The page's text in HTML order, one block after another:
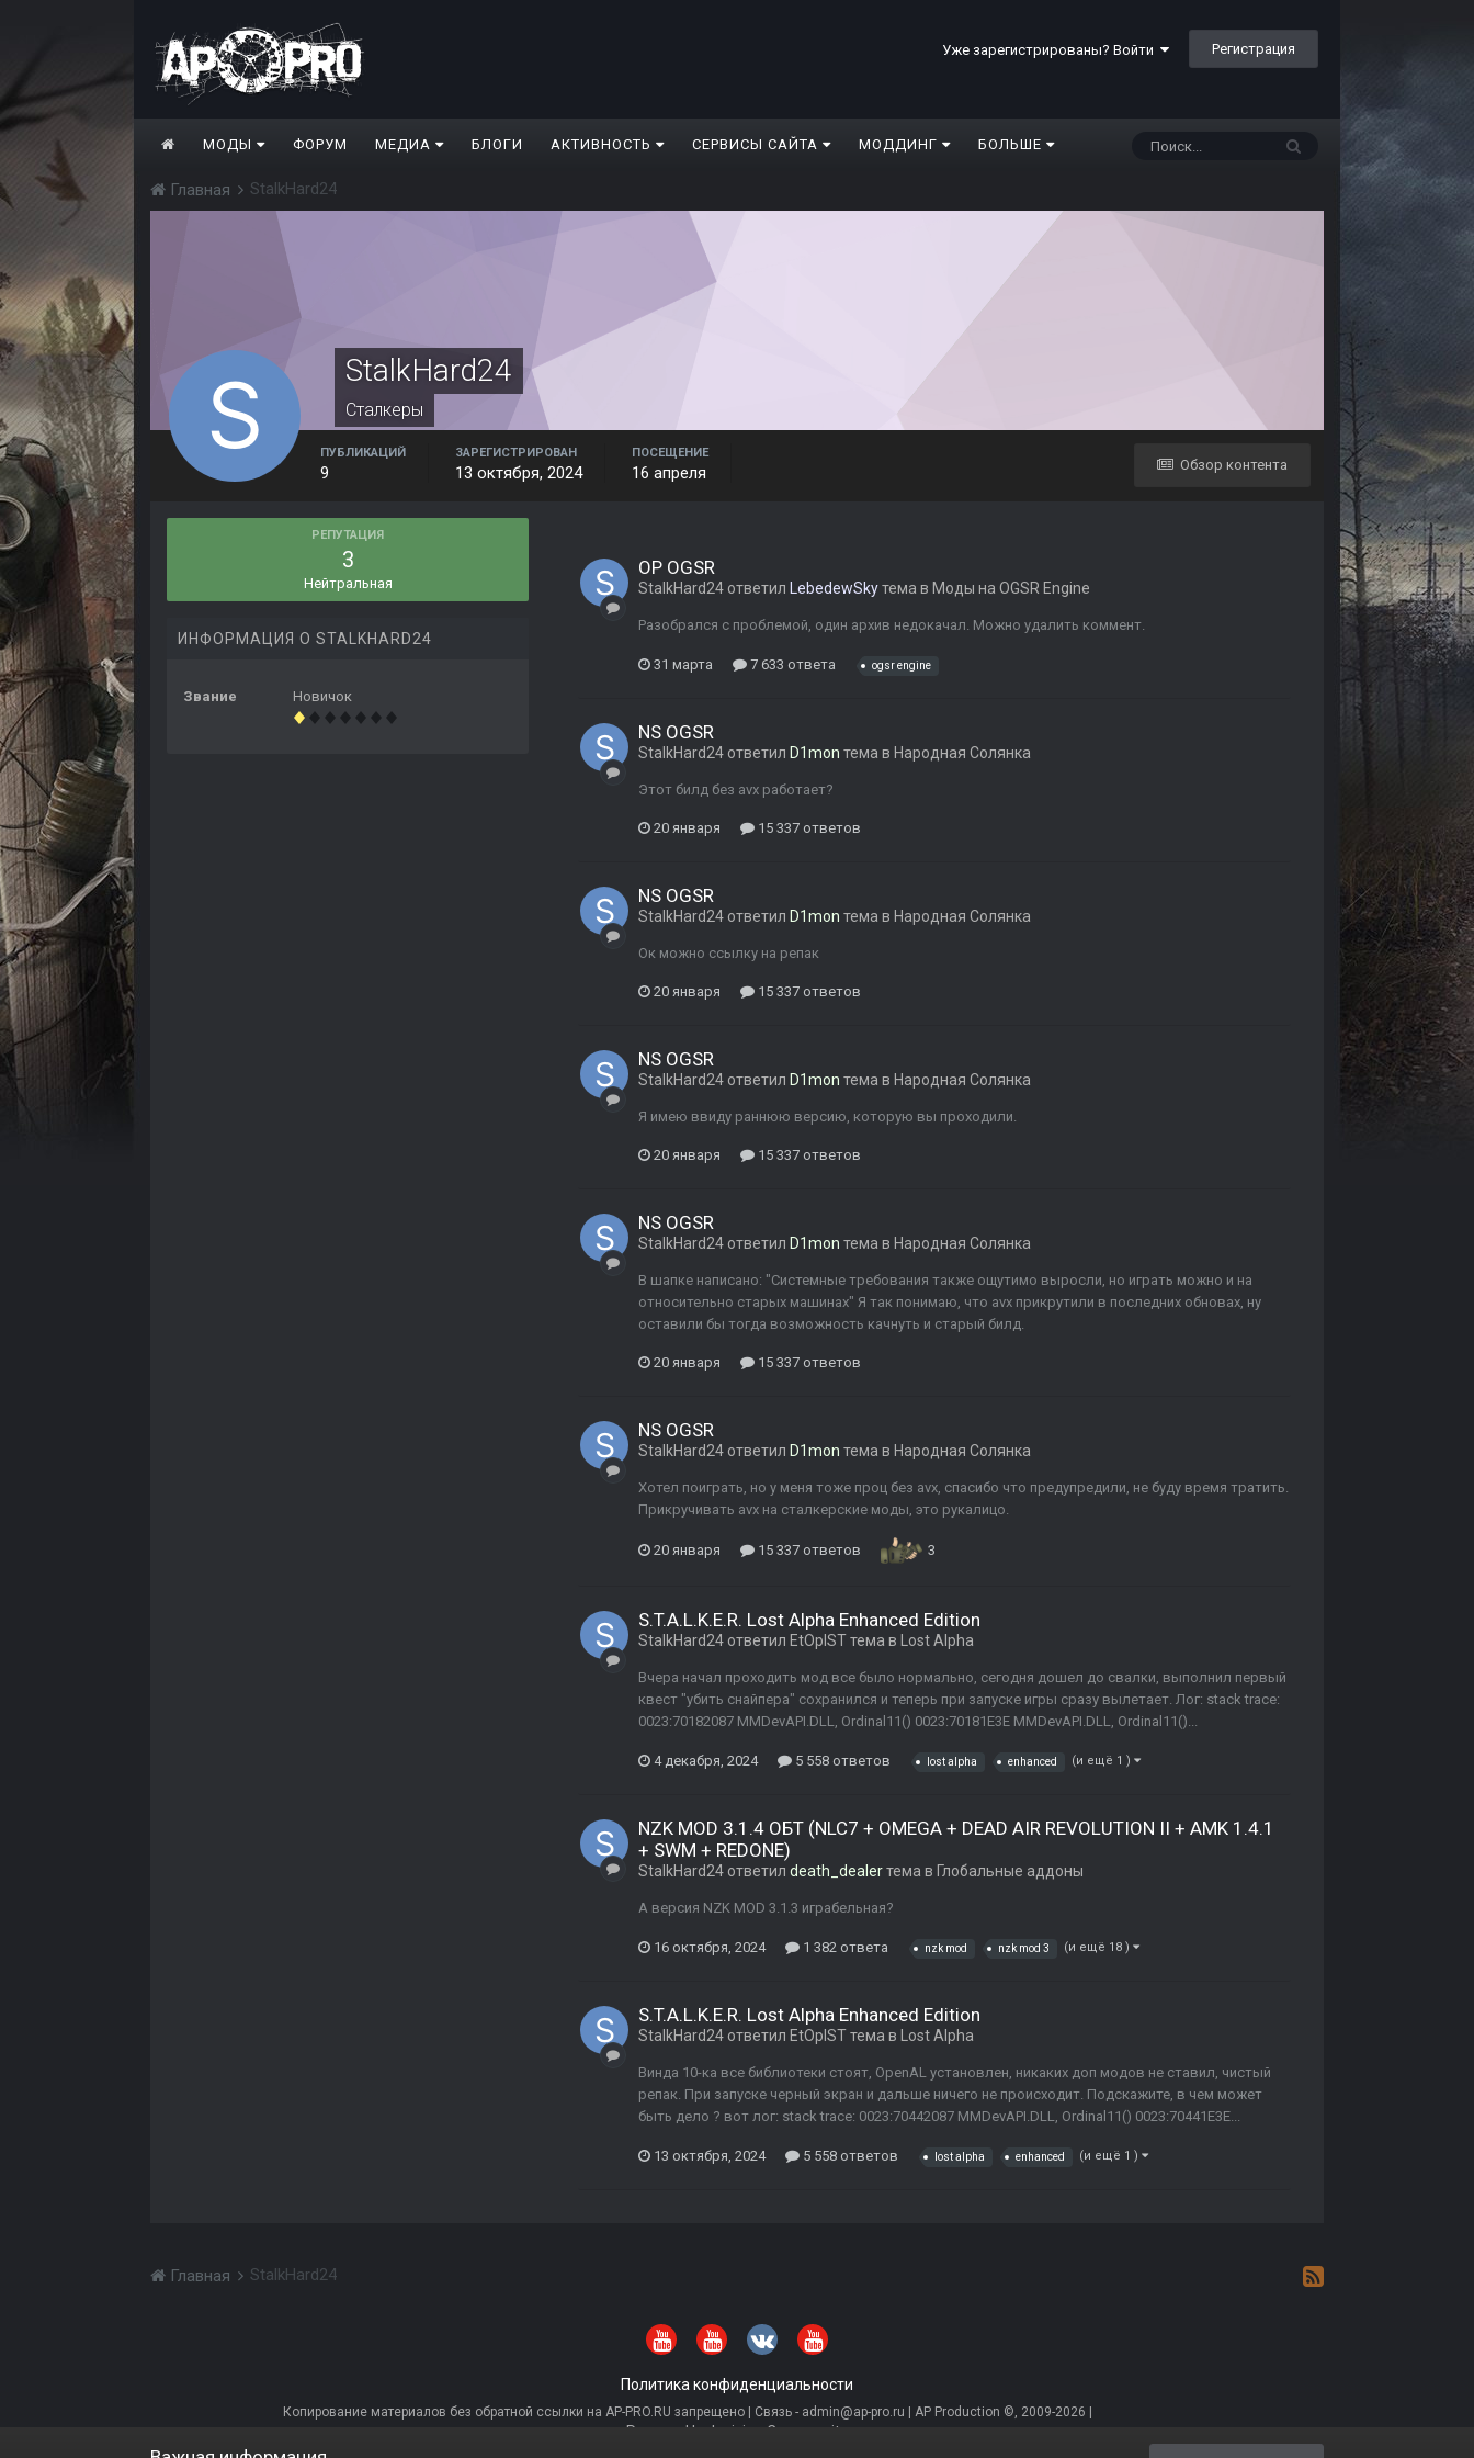
Уже зарегистрированы? Войти Регистрация
МОДЫ ФОРУМ МЕДИА БЛОГИ АКТИВНОСТЬ СЕРВИСЫ САЙТА МОДДИНГ БОЛЬШЕ
Главная StalkHard24
StalkHard24
Сталкеры
Обзор контента
ПУБЛИКАЦИЙ
9
ЗАРЕГИСТРИРОВАН
13 октября, 2024
ПОСЕЩЕНИЕ
16 апреля
РЕПУТАЦИЯ
3
Нейтральная
ИНФОРМАЦИЯ О STALKHARD24
Звание Новичок
ОP OGSR
StalkHard24 ответил LebedewSkyтема в Моды на OGSR Engine
Разобрался с проблемой, один архив недокачал. Можно удалить коммент.
31 марта 7 633 ответа ogsr engine
NS OGSR
StalkHard24 ответил D1mon тема в Народная Солянка
Этот билд без avx работает?
20 января 15 337 ответов
NS OGSR
StalkHard24 ответил D1mon тема в Народная Солянка
Ок можно ссылку на репак
20 января 15 337 ответов
NS OGSR
StalkHard24 ответил D1mon тема в Народная Солянка
Я имею ввиду раннюю версию, которую вы проходили.
20 января 15 337 ответов
NS OGSR
StalkHard24 ответил D1mon тема в Народная Солянка
В шапке написано: "Системные требования также ощутимо выросли, но играть можно и на
относительно старых машинах" Я так понимаю, что avx прикрутили в последних обновах, ну
оставили бы тогда возможность качнуть и старый билд.
20 января 15 337 ответов
NS OGSR
StalkHard24 ответил D1mon тема в Народная Солянка
Хотел поиграть, но у меня тоже проц без avx, спасибо что предупредили, не буду время тратить.
Прикручивать avx на сталкерские моды, это рукалицо.
20 января 15 337 ответов 3
S.T.A.L.K.E.R. Lost Alpha Enhanced Edition
StalkHard24 ответил EtOpISTтема в Lost Alpha
Вчера начал проходить мод все было нормально, сегодня дошел до свалки, выполнил первый
квест "убить снайпера" сохранился и теперь при запуске игры сразу вылетает. Лог: stack trace:
0023:70182087 MMDevAPI.DLL, Ordinal11() 0023:70181E3E MMDevAPI.DLL, Ordinal11()...
4 декабря, 2024 5 558 ответов lost alpha enhanced (и ещё 1 )
NZK MOD 3.1.4 ОБТ (NLC7 + OMEGA + DEAD AIR REVOLUTION II + AMK 1.4.1
+ SWM + REDONE)
StalkHard24 ответил death_dealerтема в Глобальные аддоны
А версия NZK MOD 3.1.3 играбельная?
16 октября, 2024 1 382 ответа nzk mod nzk mod 3 (и ещё 18 )
S.T.A.L.K.E.R. Lost Alpha Enhanced Edition
StalkHard24 ответил EtOpISTтема в Lost Alpha
Винда 10-ка все библиотеки стоят, OpenAL установлен, никаких доп модов не ставил, чистый
репак. При запуске черный экран и дальше ничего не происходит. Подскажите, в чем может
быть дело ? вот лог: stack trace: 0023:70442087 MMDevAPI.DLL, Ordinal11() 0023:70441E3E...
13 октября, 2024 5 558 ответов lost alpha enhanced (и ещё 1 )
Главная StalkHard24
Политика конфиденциальности
Копирование материалов без обратной ссылки на AP-PRO.RU запрещено | Связь - admin@ap-pro.ru | AP Production ©, 2009-2026 |
Powered by Invision Community